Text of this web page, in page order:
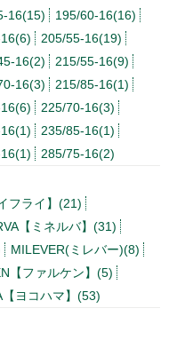
16(15)
195/60-16(16)
205/55-16(19)
16(2)
215/55-16(9)
16(3)
215/85-16(1)
225/70-16(3)
235/85-16(1)
285/75-16(2)
フライ】(21)
【ミネルバ】(31)
MILEVER(ミレバー)(8)
【ファルケン】(5)
ヨコハマ】(53)